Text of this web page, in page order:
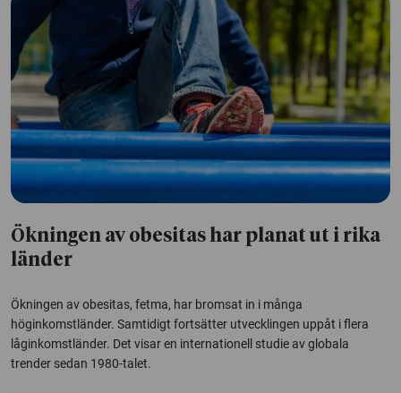
Ökningen av obesitas har planat ut i rika
länder
Ökningen av obesitas, fetma, har bromsat in i många
höginkomstländer. Samtidigt fortsätter utvecklingen uppåt i flera
låginkomstländer. Det visar en internationell studie av globala
trender sedan 1980-talet.